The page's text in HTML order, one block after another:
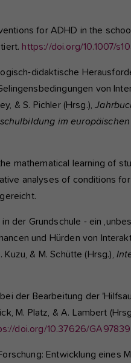
for ADHD in the
https://doi.org/10.1007/
didaktische
von
& S. Pichler (Hrsg.),
im europäischen
mathematical learning of
analyses of conditions
der Grundschule - ein
und Hürden von
Kuzu, & M. Schütte (Hrsg.),
der Bearbeitung der
M. Platz, & A. Lambert
doi.org/10.37626/
Entwicklung eines